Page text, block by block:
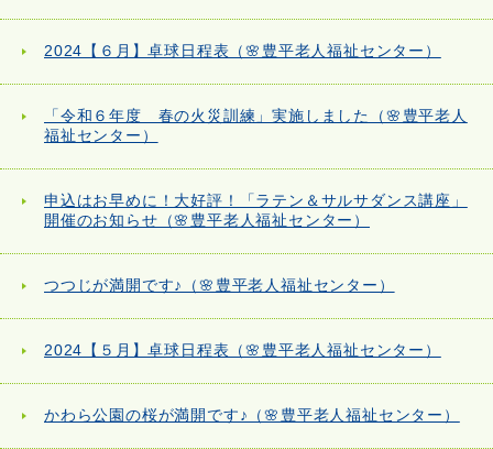
2024【６月】卓球日程表（🌸豊平老人福祉センター）
「令和６年度 春の火災訓練」実施しました（🌸豊平老人
福祉センター）
申込はお早めに！大好評！「ラテン＆サルサダンス講座」
開催のお知らせ（🌸豊平老人福祉センター）
つつじが満開です♪（🌸豊平老人福祉センター）
2024【５月】卓球日程表（🌸豊平老人福祉センター）
かわら公園の桜が満開です♪（🌸豊平老人福祉センター）